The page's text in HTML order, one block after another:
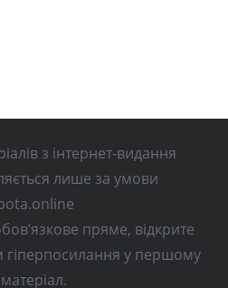
з інтернет-видання
лише за умови
пряме, відкрите
гіперпосилання у першому